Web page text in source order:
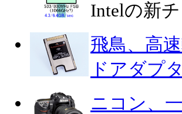
Intelの新
飛鳥、高
ドアダプタ
ニコン、